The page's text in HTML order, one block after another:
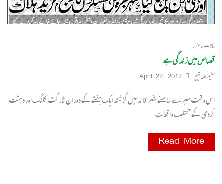
حالات حاضرہ
قصاص میں زندگی ہے
سلیم اللہ شیخ April 22, 2012
اس وقت میرے سامنے شہر قائد میں گزشتہ ایک ہفتے کے دوران ٹارگٹ کلنگ اور دہشت
گردی کے مختلف واقعات
Read More